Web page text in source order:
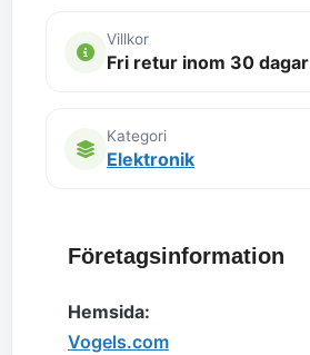
Villkor
Fri retur inom 30 dagar
Kategori
Elektronik
Företagsinformation
Hemsida:
Vogels.com